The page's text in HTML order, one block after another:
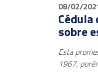
08/02/
sobre
Esta
1967,